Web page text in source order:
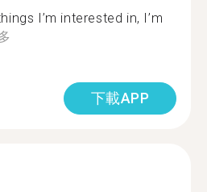
I’m interested in, I’m
下載APP